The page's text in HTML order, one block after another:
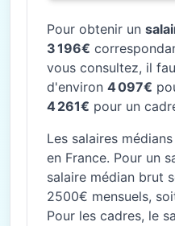
Pour obtenir un
3 196€
vous consultez, il
d'environ 4 097€
4 261€ pour un
Les salaires
en France. Pour un
salaire médian brut
2500€ mensuels,
Pour les cadres, le